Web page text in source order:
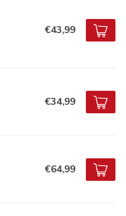
€43,99
€34,99
€64,99